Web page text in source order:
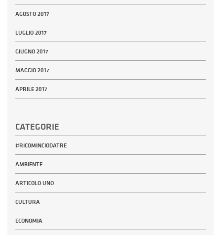
AGOSTO 2017
LUGLIO 2017
GIUGNO 2017
MAGGIO 2017
APRILE 2017
CATEGORIE
#RICOMINCIODATRE
AMBIENTE
ARTICOLO UNO
CULTURA
ECONOMIA